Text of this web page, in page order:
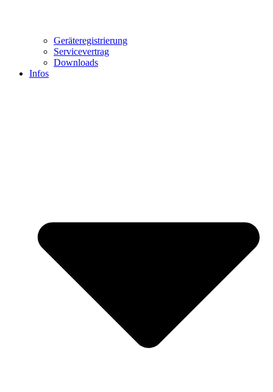
Geräteregistrierung
Servicevertrag
Downloads
Infos